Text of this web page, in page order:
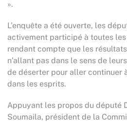
».
L’enquête a été ouverte, les
activement participé à toutes
rendant compte que les
n’allant pas dans le sens de
de déserter pour aller continuer
dans les esprits.
Appuyant les propos du député
Soumaila, président de la